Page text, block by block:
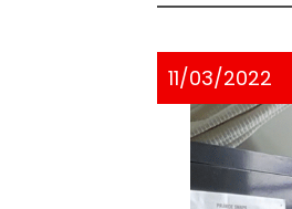
11/03/2022